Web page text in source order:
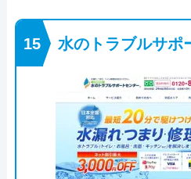
水のトラブルサポ